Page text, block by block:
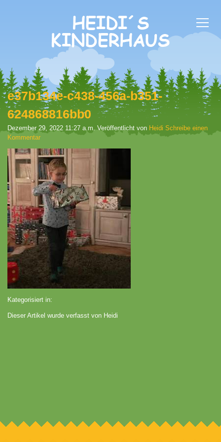
e37b134e-c438-456a-b351-
624868816bb0
Dezember 29, 2022 11:27 a.m. Veröffentlicht von Heidi Schreibe einen
Kommentar
Kategorisiert in:
Dieser Artikel wurde verfasst von Heidi